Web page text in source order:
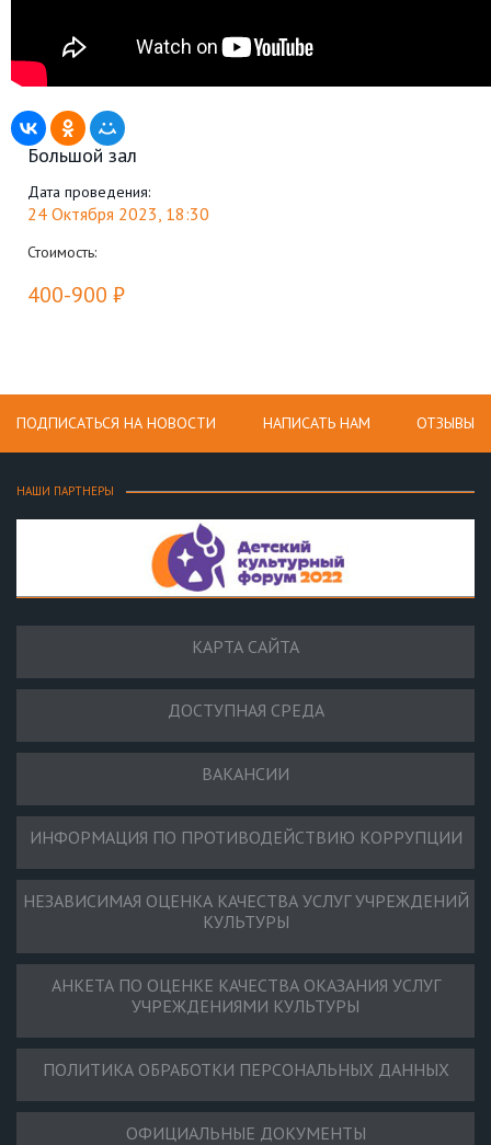
Большой зал
Дата проведения:
24 Октября 2023, 18:30
Стоимость:
400-900 ₽
ПОДПИСАТЬСЯ НА НОВОСТИ НАПИСАТЬ НАМ ОТЗЫВЫ
НАШИ ПАРТНЕРЫ
КАРТА САЙТА
ДОСТУПНАЯ СРЕДА
ВАКАНСИИ
ИНФОРМАЦИЯ ПО ПРОТИВОДЕЙСТВИЮ КОРРУПЦИИ
НЕЗАВИСИМАЯ ОЦЕНКА КАЧЕСТВА УСЛУГ УЧРЕЖДЕНИЙ
КУЛЬТУРЫ
АНКЕТА ПО ОЦЕНКЕ КАЧЕСТВА ОКАЗАНИЯ УСЛУГ
УЧРЕЖДЕНИЯМИ КУЛЬТУРЫ
ПОЛИТИКА ОБРАБОТКИ ПЕРСОНАЛЬНЫХ ДАННЫХ
ОФИЦИАЛЬНЫЕ ДОКУМЕНТЫ